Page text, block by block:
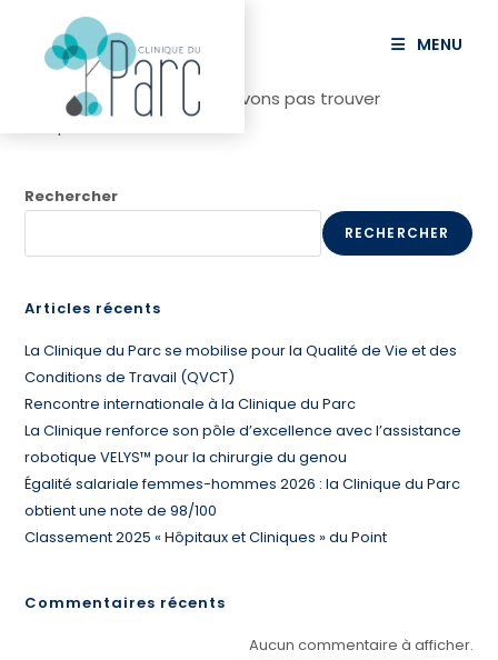
principal
MENU
Il semble que nous ne pouvons pas trouver
Rechercher
RECHERCHER
Articles récents
La Clinique du Parc se mobilise pour la Qualité de Vie et des
Conditions de Travail (QVCT)
Rencontre internationale à la Clinique du Parc
La Clinique renforce son pôle d’excellence avec l’assistance
robotique VELYS™ pour la chirurgie du genou
Égalité salariale femmes-hommes 2026 : la Clinique du Parc
obtient une note de 98/100
Classement 2025 « Hôpitaux et Cliniques » du Point
Commentaires récents
Aucun commentaire à afficher.